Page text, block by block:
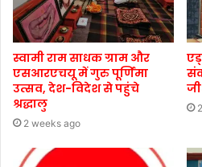
स्वामी राम साधक ग्राम और
एसआरएचयू में गुरु पूर्णिमा
उत्सव, देश-विदेश से पहुंचे
श्रद्धालु
2 weeks ago